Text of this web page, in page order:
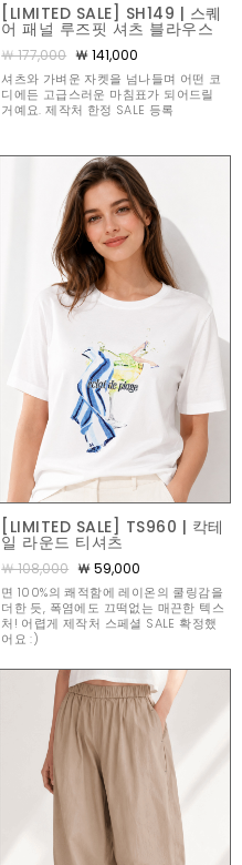
[LIMITED SALE] SH149 | 스퀘
어 패널 루즈핏 셔츠 블라우스
￦ 177,000 ￦ 141,000
셔츠와 가벼운 자켓을 넘나들며 어떤 코
디에든 고급스러운 마침표가 되어드릴
거예요. 제작처 한정 SALE 등록
[LIMITED SALE] TS960 | 칵테
일 라운드 티셔츠
￦ 108,000 ￦ 59,000
면 100%의 쾌적함에 레이온의 쿨링감을
더한 듯, 폭염에도 끄떡없는 매끈한 텍스
처! 어렵게 제작처 스페셜 SALE 확정했
어요 :)